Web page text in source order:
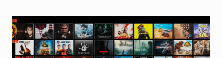
a
r